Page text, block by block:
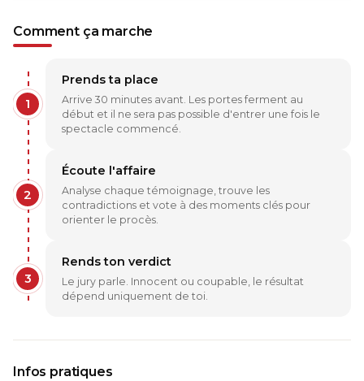
Comment ça marche
1
Prends ta place
Arrive 30 minutes avant. Les portes ferment au
début et il ne sera pas possible d'entrer une fois le
spectacle commencé.
2
Écoute l'affaire
Analyse chaque témoignage, trouve les
contradictions et vote à des moments clés pour
orienter le procès.
3
Rends ton verdict
Le jury parle. Innocent ou coupable, le résultat
dépend uniquement de toi.
Infos pratiques